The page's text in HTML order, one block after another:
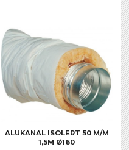
ALUKANAL ISOLERT 50 M/M
1,5M Ø160